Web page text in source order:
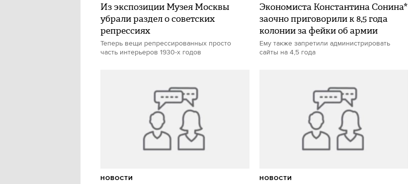
Из экспозиции Музея Москвы
убрали раздел о советских
репрессиях
Теперь вещи репрессированных просто
часть интерьеров 1930-х годов
Экономиста Константина Сонина*
заочно приговорили к 8,5 года
колонии за фейки об армии
Ему также запретили администрировать
сайты на 4,5 года
НОВОСТИ НОВОСТИ